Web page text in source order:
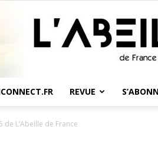
REVUE
L’Abeille de France